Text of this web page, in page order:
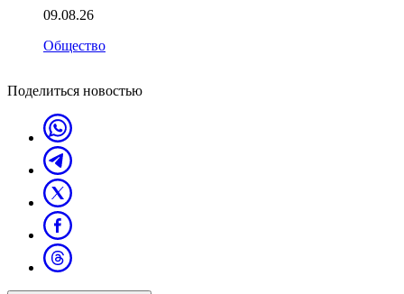
09.08.26
Общество
Поделиться новостью